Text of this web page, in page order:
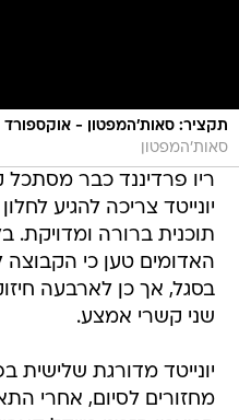
תקציר: סאות'המפטון - אוקספורד
סאות'המפטון
ריו פרדיננד כבר
יונייטד צריכה להגיע
תוכנית ברורה
האדומים טען כי
בסגל, אך כן לארבעה
שני קשרי אמצע.
יונייטד מדורגת שלישית
מחזורים לסיום, אחרי